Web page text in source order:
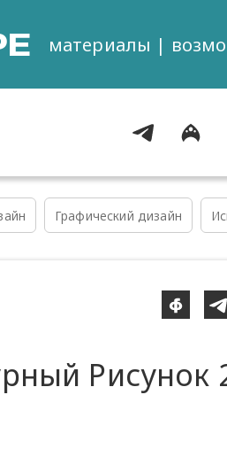
материалы |
Графический дизайн
Рисунок